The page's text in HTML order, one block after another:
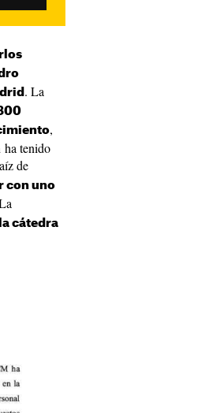
. La
,
ha tenido
de
con uno
cátedra